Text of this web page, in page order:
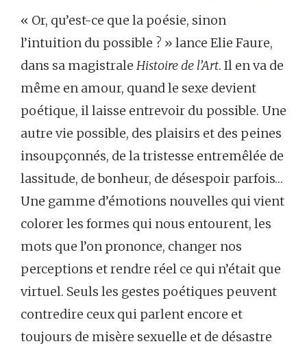
« Or, qu’est-ce que la poésie, sinon
l’intuition du possible ? » lance Elie Faure,
dans sa magistrale Histoire de l’Art. Il en va de
même en amour, quand le sexe devient
poétique, il laisse entrevoir du possible. Une
autre vie possible, des plaisirs et des peines
insoupçonnés, de la tristesse entremêlée de
lassitude, de bonheur, de désespoir parfois…
Une gamme d’émotions nouvelles qui vient
colorer les formes qui nous entourent, les
mots que l’on prononce, changer nos
perceptions et rendre réel ce qui n’était que
virtuel. Seuls les gestes poétiques peuvent
contredire ceux qui parlent encore et
toujours de misère sexuelle et de désastre